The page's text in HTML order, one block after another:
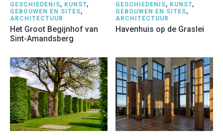
GESCHIEDENIS, KUNST,
GEBOUWEN EN SITES,
ARCHITECTUUR
Het Groot Begijnhof van
Sint-Amandsberg
GESCHIEDENIS, KUNST,
GEBOUWEN EN SITES,
ARCHITECTUUR
Havenhuis op de Graslei